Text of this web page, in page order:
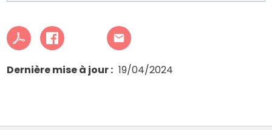
Dernière mise à jour 19/04/2024